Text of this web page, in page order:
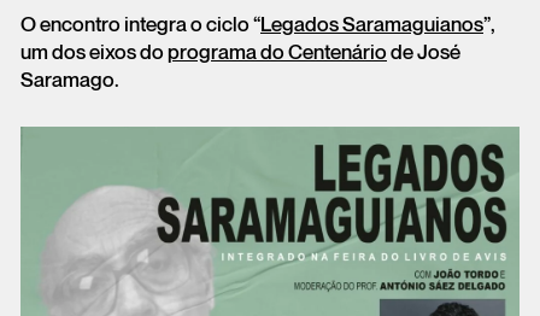
O encontro integra o ciclo “Legados Saramaguianos”,
um dos eixos do programa do Centenário de José
Saramago.